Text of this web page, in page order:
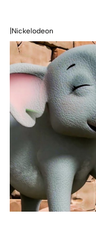
|Nickelodeon